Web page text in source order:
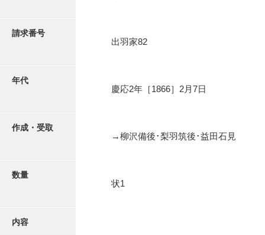
請求番号
出羽家82
年代
慶応2年［1866］2月7日
作成・受取
→柳沢備後･梨羽筑後･益田石見
数量
状1
内容